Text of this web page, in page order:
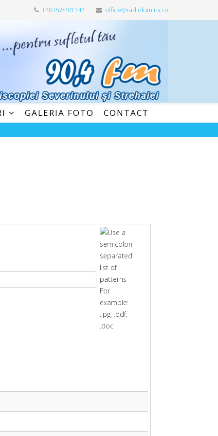
+40352/401144 office@radiolumina.ro
GALERIA FOTO CONTACT